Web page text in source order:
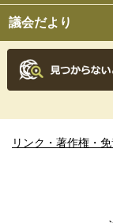
議会だより
リンク・著作権・